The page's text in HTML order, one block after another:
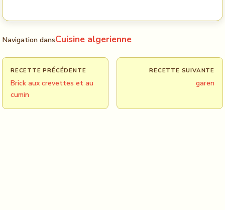
Navigation dansCuisine algerienne
RECETTE PRÉCÉDENTE
Brick aux crevettes et au
cumin
RECETTE SUIVANTE
garen